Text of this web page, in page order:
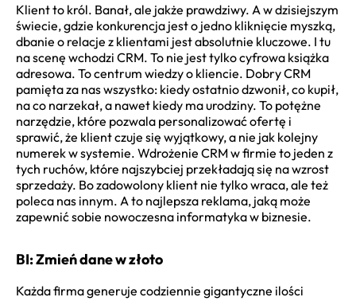
Klient to król. Banał, ale jakże prawdziwy. A w dzisiejszym
świecie, gdzie konkurencja jest o jedno kliknięcie myszką,
dbanie o relacje z klientami jest absolutnie kluczowe. I tu
na scenę wchodzi CRM. To nie jest tylko cyfrowa książka
adresowa. To centrum wiedzy o kliencie. Dobry CRM
pamięta za nas wszystko: kiedy ostatnio dzwonił, co kupił,
na co narzekał, a nawet kiedy ma urodziny. To potężne
narzędzie, które pozwala personalizować ofertę i
sprawić, że klient czuje się wyjątkowy, a nie jak kolejny
numerek w systemie. Wdrożenie CRM w firmie to jeden z
tych ruchów, które najszybciej przekładają się na wzrost
sprzedaży. Bo zadowolony klient nie tylko wraca, ale też
poleca nas innym. A to najlepsza reklama, jaką może
zapewnić sobie nowoczesna informatyka w biznesie.
BI: Zmień dane w złoto
Każda firma generuje codziennie gigantyczne ilości